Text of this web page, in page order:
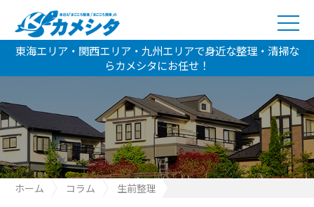
東海エリア・関西エリア・九州エリアで身近な整理・清掃な
らカメシタにお任せ！
ホーム コラム
生前整理